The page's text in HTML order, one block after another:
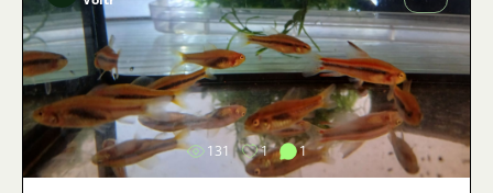
Zdjęcie
131 1 1